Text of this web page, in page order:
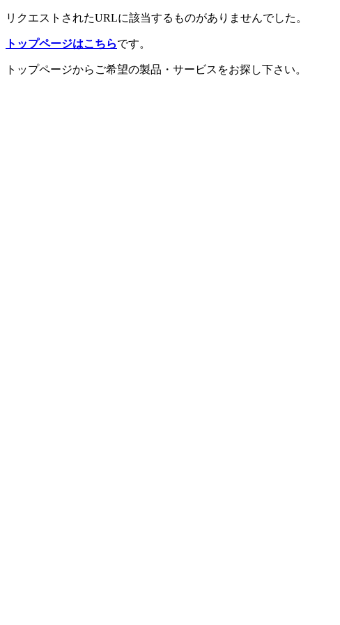
リクエストされたURLに該当するものがありませんでした。
トップページはこちらです。
トップページからご希望の製品・サービスをお探し下さい。